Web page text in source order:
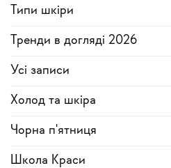
Типи шкіри
Тренди в догляді 2026
Усi записи
Холод та шкіра
Чорна п'ятниця
Школа Краси